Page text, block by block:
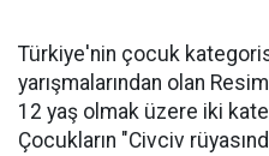
Türkiye'nin çocuk
yarışmalarından olan
12 yaş olmak üzere iki
Çocukların "Civciv